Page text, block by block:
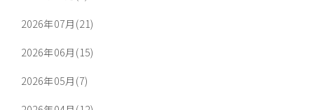
2026年07月(21)
2026年06月(15)
2026年05月(7)